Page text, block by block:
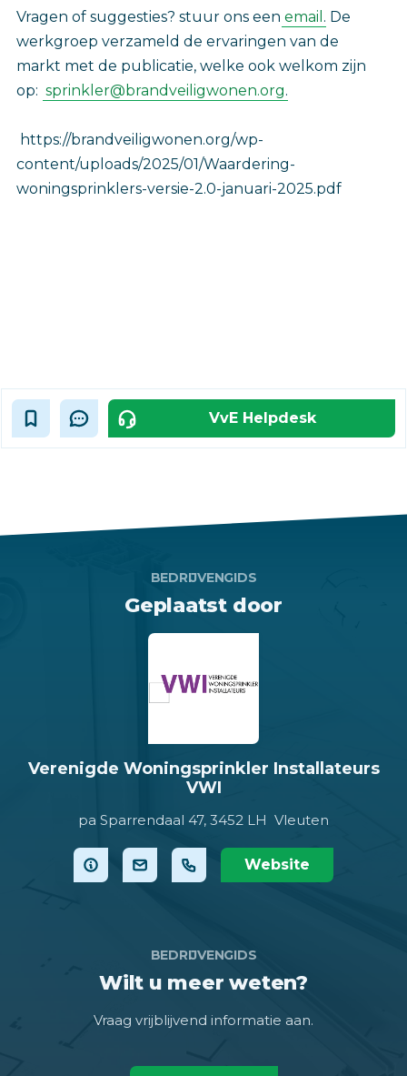
Vragen of suggesties? stuur ons een email . De
werkgroep verzameld de ervaringen van de
markt met de publicatie, welke ook welkom zijn
op: sprinkler@brandveiligwonen.org.
https://brandveiligwonen.org/wp-
content/uploads/2025/01/Waardering-
woningsprinklers-versie-2.0-januari-2025.pdf
VvE Helpdesk
BEDRIJVENGIDS
Geplaatst door
Verenigde Woningsprinkler Installateurs
VWI
pa Sparrendaal 47, 3452 LH Vleuten
Website
BEDRIJVENGIDS
Wilt u meer weten?
Vraag vrijblijvend informatie aan.